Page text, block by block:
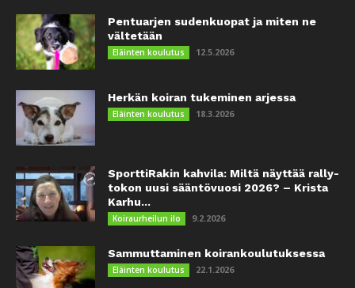
Pentuarjen sudenkuopat ja miten ne
vältetään
Eläinten koulutus 12.5.2026
Herkän koiran tukeminen arjessa
Eläinten koulutus 18.3.2026
SporttiRakin kahvila: Miltä näyttää rally-
tokon uusi sääntövuosi 2026? – Krista
Karhu...
Koiraurheilun ilo 9.2.2026
Sammuttaminen koirankoulutuksessa
Eläinten koulutus 22.1.2026